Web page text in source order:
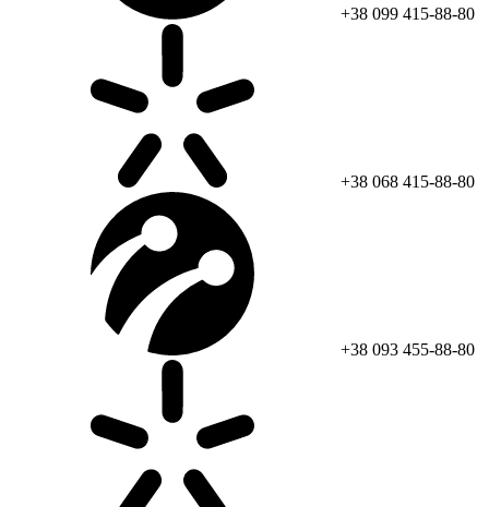
+38 099 415-88-80
+38 068 415-88-80
+38 093 455-88-80